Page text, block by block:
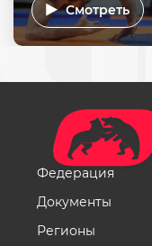
Смотреть
Федерация
Документы
Регионы